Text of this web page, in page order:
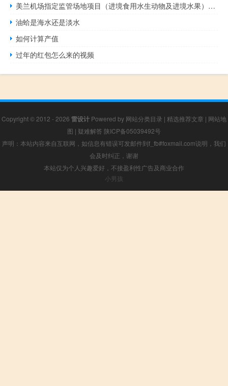
美兰机场指定监管场地项目（进境食用水生动物及进境水果）立项正式获批
油蛤是海水还是淡水
如何计算产值
过年的红包怎么来的视频
Copyright © 2012 - 2026 雷设计 Powered by 网站分类目录 | 精选推荐文章 | 网站地
图 | 疑难解答 陕ICP备05039492号
声明：本站内容来自互联网，如信息有错误可发邮件到f_fb#foxmail.com说明，我们
会及时纠正，谢谢
本站仅为个人兴趣爱好，不接盈利性广告及商业合作
小男孩